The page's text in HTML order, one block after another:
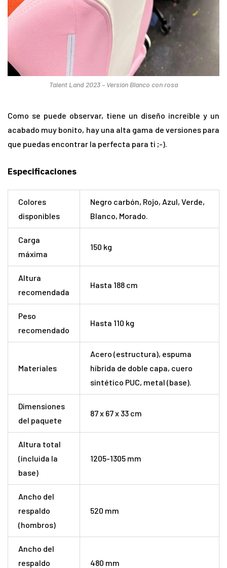
Talent Land 2023 – Versión Blanco con rosa
Como se puede observar, tiene un diseño increíble y un
acabado muy bonito, hay una alta gama de versiones para
que puedas encontrar la perfecta para ti ;-).
Especificaciones
Colores
disponibles
Negro carbón, Rojo, Azul, Verde,
Blanco, Morado.
Carga
máxima
150 kg
Altura
recomendada
Hasta 188 cm
Peso
recomendado
Hasta 110 kg
Materiales
Acero (estructura), espuma
híbrida de doble capa, cuero
sintético PUC, metal (base).
Dimensiones
del paquete
87 x 67 x 33 cm
Altura total
(incluida la
base)
1205-1305 mm
Ancho del
respaldo
(hombros)
520 mm
Ancho del
respaldo
480 mm